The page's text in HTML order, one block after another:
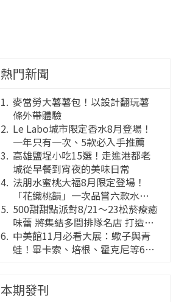
熱門新聞
麥當勞大薯薯包！以設計翻玩薯
條外帶體驗
Le Labo城市限定香水8月登場！
一年只有一次、5款必入手推薦
高雄鹽埕小吃15選！走進港都老
城從早餐到宵夜的美味日常
法朋水蜜桃大福8月限定登場！
「花織桃韻」一次品嘗六款水蜜
桃花果大福
500甜甜點派對8/21～23松菸療癒
味蕾 將集結多間排隊名店 打造靈
感創意的舞台
中美館11月必看大展：蠍子與青
蛙！畢卡索、培根、霍克尼等66
本期發刊